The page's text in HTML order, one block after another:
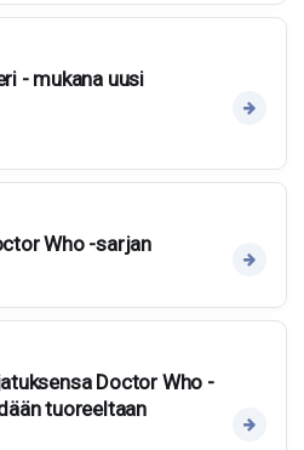
- mukana uusi
Who -sarjan
Doctor Who -
tuoreeltaan